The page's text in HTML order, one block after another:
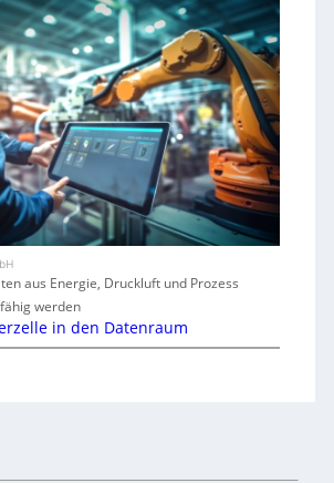
aus Energie, Druckluft und Prozess
werden
in den Datenraum